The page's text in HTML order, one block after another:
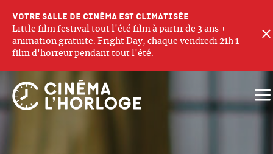
Votre salle de cinéma est climatisée
Little film festival tout l'été film à partir de 3 ans +
animation gratuite. Fright Day, chaque vendredi 21h 1
film d'horreur pendant tout l'été.